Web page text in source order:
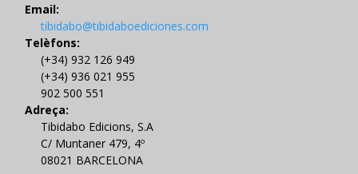
Email:
tibidabo@tibidaboediciones.com
Telèfons:
(+34) 932 126 949
(+34) 936 021 955
902 500 551
Adreça:
Tibidabo Edicions, S.A
C/ Muntaner 479, 4º
08021 BARCELONA